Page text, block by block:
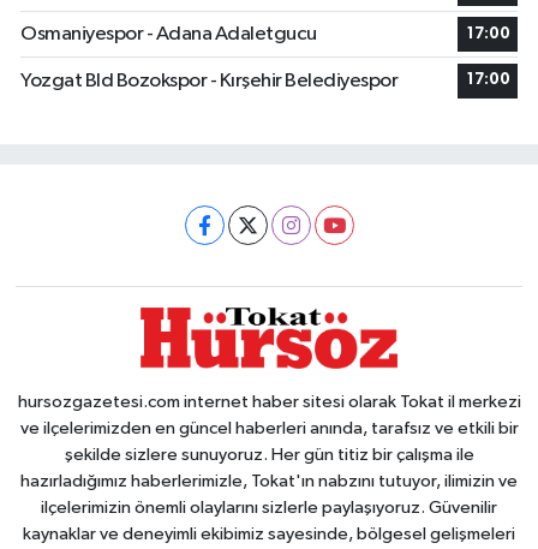
Osmaniyespor - Adana Adaletgucu 17:00
Yozgat Bld Bozokspor - Kırşehir Belediyespor 17:00
hursozgazetesi.com internet haber sitesi olarak Tokat il merkezi
ve ilçelerimizden en güncel haberleri anında, tarafsız ve etkili bir
şekilde sizlere sunuyoruz. Her gün titiz bir çalışma ile
hazırladığımız haberlerimizle, Tokat'ın nabzını tutuyor, ilimizin ve
ilçelerimizin önemli olaylarını sizlerle paylaşıyoruz. Güvenilir
kaynaklar ve deneyimli ekibimiz sayesinde, bölgesel gelişmeleri